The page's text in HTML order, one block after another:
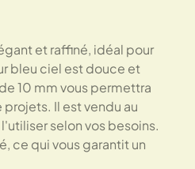
et raffiné, idéal pour
bleu ciel est douce et
10 mm vous permettra
Il est vendu au
selon vos besoins.
ce qui vous garantit un